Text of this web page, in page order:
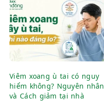
Viêm xoang ù tai có nguy
hiểm không? Nguyên nhân
và Cách giảm tại nhà